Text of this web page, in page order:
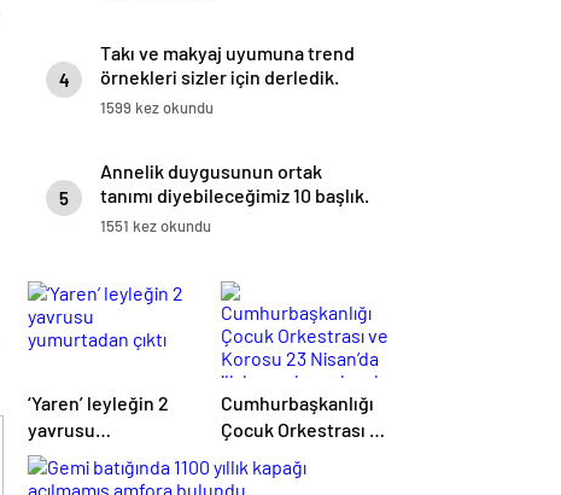
4
Takı ve makyaj uyumuna trend
örnekleri sizler için derledik.
1599 kez okundu
5
Annelik duygusunun ortak
tanımı diyebileceğimiz 10 başlık.
1551 kez okundu
‘Yaren’ leyleğin 2
yavrusu
yumurtadan çıktı
Cumhurbaşkanlığı
Çocuk Orkestrası ve
Korosu 23 Nisan’da
ilk kez sahne alacak